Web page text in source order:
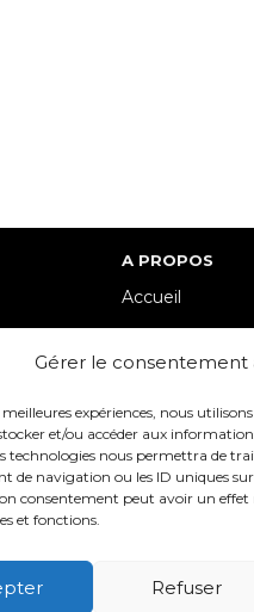
Gérer le consentement
expériences, nous
et/ou accéder aux
technologies nous permettra de
de navigation ou les ID uniques sur
consentement peut avoir un
et fonctions.
Refuser
Est
A PROPOS
Accueil
Mentions
Politique de
Politique de